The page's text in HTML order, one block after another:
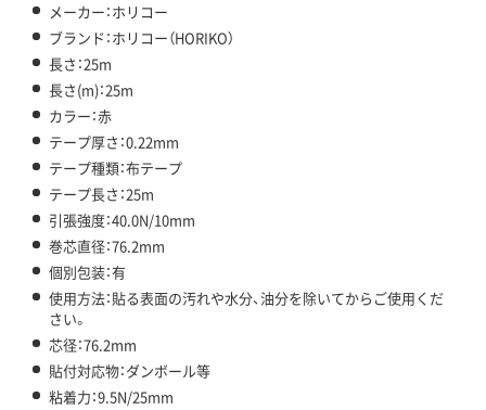
メーカー：ホリコー
ブランド：ホリコー（HORIKO）
長さ：25m
長さ(m)：25m
カラー：赤
テープ厚さ：0.22mm
テープ種類：布テープ
テープ長さ：25m
引張強度：40.0N/10mm
巻芯直径：76.2mm
個別包装：有
使用方法：貼る表面の汚れや水分、油分を除いてからご使用くだ
さい。
芯径：76.2mm
貼付対応物：ダンボール等
粘着力：9.5N/25mm